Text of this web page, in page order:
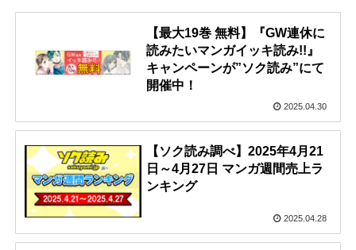
【最大19巻 無料】『GW連休に
読みたいマンガイッキ読み!!』
キャンペーンが”ソク読み”にて
開催中！
2025.04.30
【ソク読み調べ】2025年4月21
日～4月27日 マンガ週間売上ラ
ンキング
2025.04.28